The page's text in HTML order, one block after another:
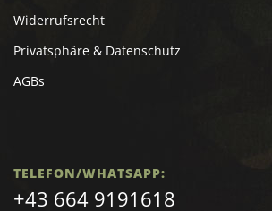
Widerrufsrecht
Privatsphäre & Datenschutz
AGBs
TELEFON/WHATSAPP:
+43 664 9191618